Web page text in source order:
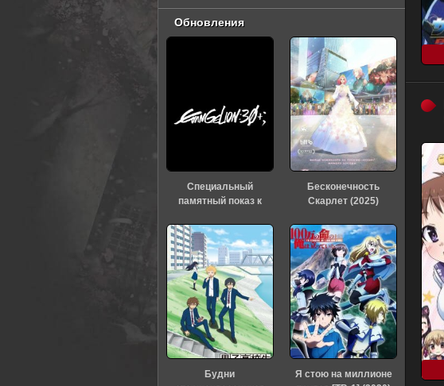
Обновления
Специальный
памятный показ к
«Евангелиона» (2026)
Бесконечность
Скарлет (2025)
Будни
Я стою на миллионе